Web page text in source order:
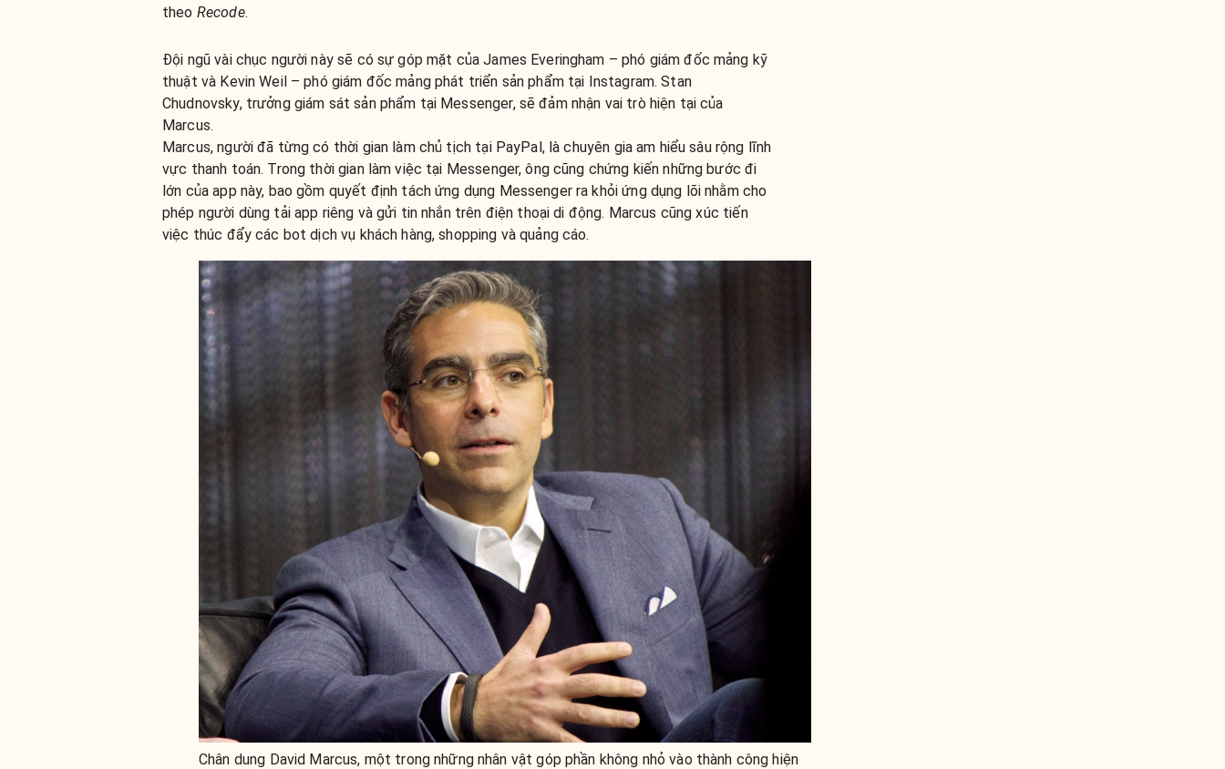
theo Recode.
Đội ngũ vài chục người này sẽ có sự góp mặt của James Everingham – phó giám đốc mảng kỹ
thuật và Kevin Weil – phó giám đốc mảng phát triển sản phẩm tại Instagram. Stan
Chudnovsky, trưởng giám sát sản phẩm tại Messenger, sẽ đảm nhận vai trò hiện tại của
Marcus.
Marcus, người đã từng có thời gian làm chủ tịch tại PayPal, là chuyên gia am hiểu sâu rộng lĩnh
vực thanh toán. Trong thời gian làm việc tại Messenger, ông cũng chứng kiến những bước đi
lớn của app này, bao gồm quyết định tách ứng dụng Messenger ra khỏi ứng dụng lõi nhằm cho
phép người dùng tải app riêng và gửi tin nhắn trên điện thoại di động. Marcus cũng xúc tiến
việc thúc đẩy các bot dịch vụ khách hàng, shopping và quảng cáo.
Chân dung David Marcus, một trong những nhân vật góp phần không nhỏ vào thành công hiện